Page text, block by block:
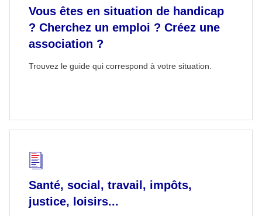
Vous êtes en situation de handicap
? Cherchez un emploi ? Créez une
association ?
Trouvez le guide qui correspond à votre situation.
Santé, social, travail, impôts,
justice, loisirs...